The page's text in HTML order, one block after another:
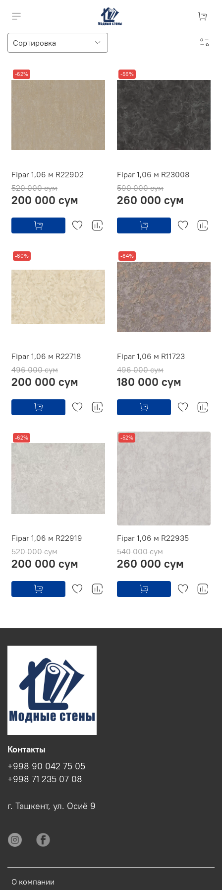
-62%
Fipar 1,06 м R22902
520 000 сум
200 000 сум
-56%
Fipar 1,06 м R23008
590 000 сум
260 000 сум
-60%
Fipar 1,06 м R22718
496 000 сум
200 000 сум
-64%
Fipar 1,06 м R11723
496 000 сум
180 000 сум
-62%
Fipar 1,06 м R22919
520 000 сум
200 000 сум
-52%
Fipar 1,06 м R22935
540 000 сум
260 000 сум
О компании
Контакты
+998 90 042 75 05
+998 71 235 07 08
г. Ташкент, ул. Осиё 9